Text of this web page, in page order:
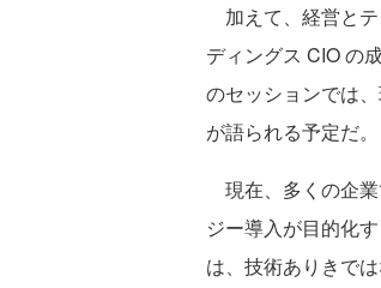
加えて、経営と
ディングス CIO の
のセッションでは
が語られる予定だ。
現在、多くの企
ジー導入が目的化
は、技術ありきで